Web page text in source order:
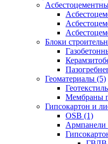
Блоки
Геоматериалы (5)
Мембраны
Гипсокартон и
OSB (1)
Армпанели